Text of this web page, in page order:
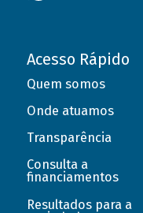
Acesso Rápido
Quem somos
Onde atuamos
Transparência
Consulta a
financiamentos
Resultados para a